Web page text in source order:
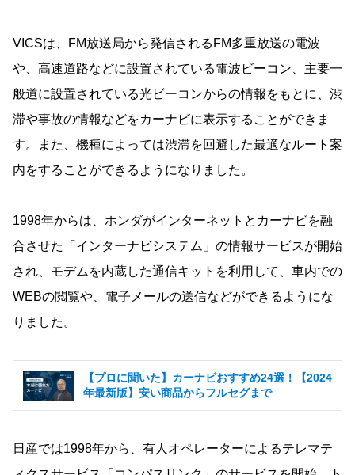
VICSは、FM放送局から発信されるFM多重放送の電波
や、高速道路などに設置されている電波ビーコン、主要一
般道に設置されている光ビーコンからの情報をもとに、渋
滞や事故の情報などをカーナビに表示することができま
す。また、機種によっては渋滞を回避した最適なルート案
内をすることができるようになりました。
1998年からは、ホンダがインターネットとカーナビを融
合させた「インターナビシステム」の情報サービスが開始
され、モデムを内蔵した通信キットを利用して、車内での
WEBの閲覧や、電子メールの送信などができるようにな
りました。
【プロに聞いた】カーナビおすすめ24選！【2024
年最新版】安い商品からフルセグまで
日産では1998年から、有人オペレーターによるテレマテ